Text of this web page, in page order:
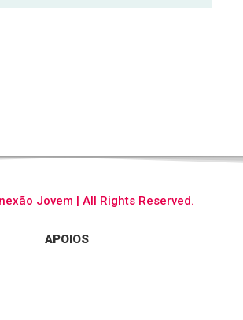
Jovem | All Rights Reserved.
APOIOS